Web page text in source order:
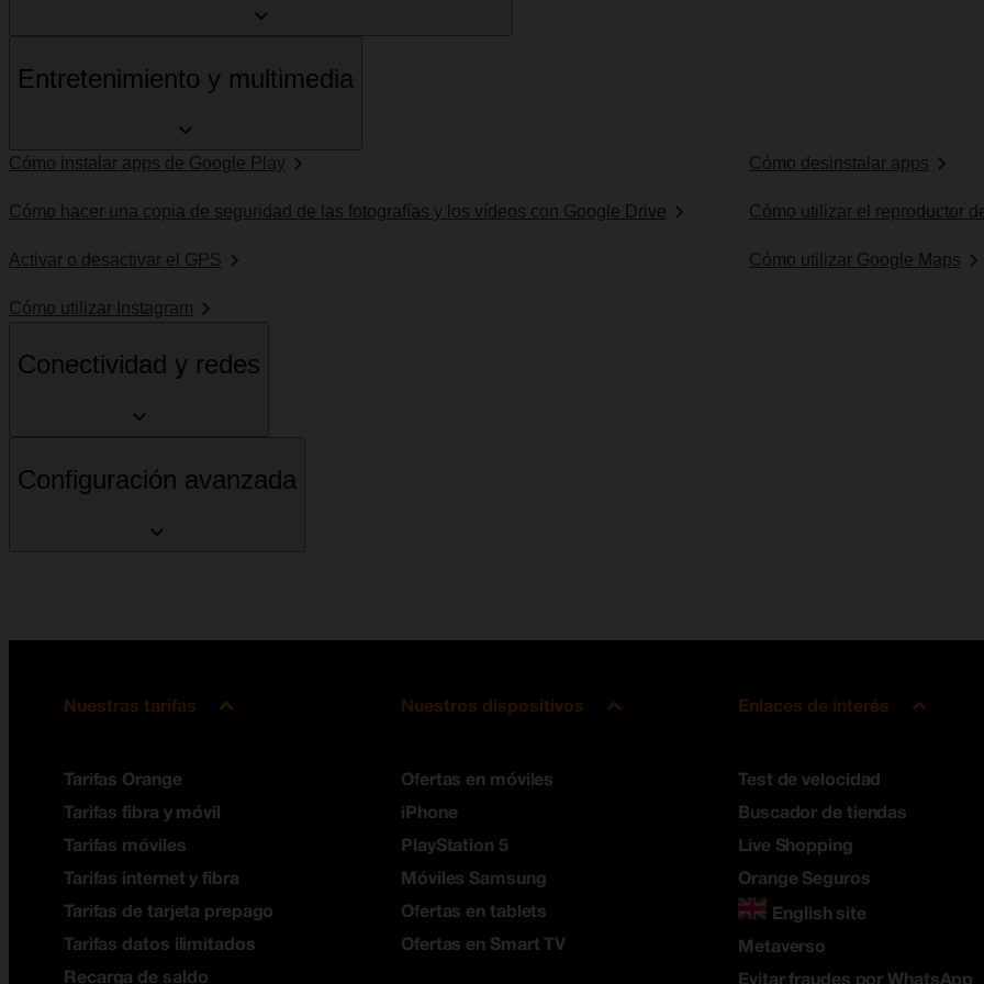
Entretenimiento y multimedia
Cómo instalar apps de Google Play Cómo desinstalar apps
Cómo hacer una copia de seguridad de las fotografías y los vídeos con Google Drive Cómo utilizar el reproductor
Activar o desactivar el GPS Cómo utilizar Google Maps
Cómo utilizar Instagram
Conectividad y redes
Configuración avanzada
Nuestras tarifas
Tarifas Orange
Tarifas fibra y móvil
Tarifas móviles
Tarifas internet y fibra
Tarifas de tarjeta prepago
Tarifas datos ilimitados
Recarga de saldo
Nuestros dispositivos
Ofertas en móviles
iPhone
PlayStation 5
Móviles Samsung
Ofertas en tablets
Ofertas en Smart TV
Enlaces de interés
Test de velocidad
Buscador de tiendas
Live Shopping
Orange Seguros
English site
Metaverso
Evitar fraudes por WhatsApp